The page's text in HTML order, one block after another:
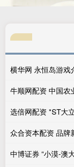
横华网 永恒岛游戏
选倍网配资 *ST大
中博证券 “小漠-澳